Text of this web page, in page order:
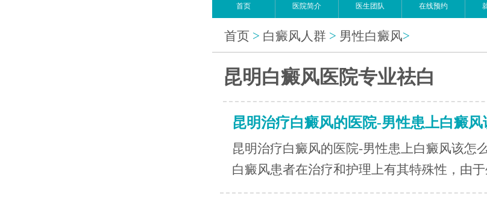
首页 医院简介 医生团队 在线预约
首页 > 白癜风人群 > 男性白癜风>
昆明白癜风医院专业祛白
昆明治疗白癜风的医院-男性患上白癜风
昆明治疗白癜风的医院-男性患上白癜风该怎
白癜风患者在治疗和护理上有其特殊性，由